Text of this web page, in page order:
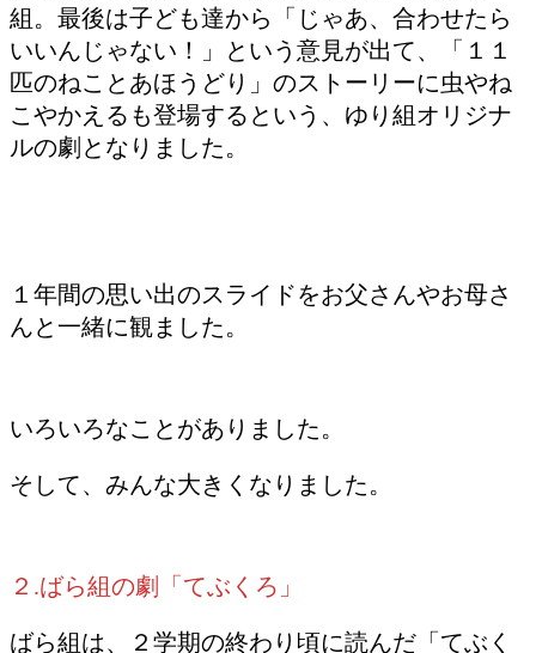
組。最後は子ども達から「じゃあ、合わせたら
いいんじゃない！」という意見が出て、「１１
匹のねことあほうどり」のストーリーに虫やね
こやかえるも登場するという、ゆり組オリジナ
ルの劇となりました。
１年間の思い出のスライドをお父さんやお母さ
んと一緒に観ました。
いろいろなことがありました。
そして、みんな大きくなりました。
２.ばら組の劇「てぶくろ」
ばら組は、２学期の終わり頃に読んだ「てぶく